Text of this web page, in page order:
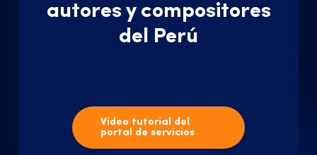
autores y compositores
del Perú
Video tutorial del
portal de servicios